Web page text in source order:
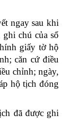
ngay sau khi
chú của sổ
giấy tờ hộ
căn cứ điều
chỉnh; ngày,
hộ tịch đóng
đã được ghi